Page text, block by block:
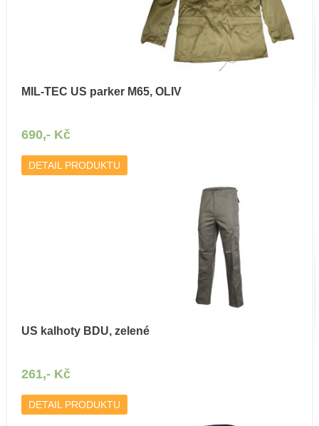
MIL-TEC US parker M65, OLIV
690,- Kč
DETAIL PRODUKTU
US kalhoty BDU, zelené
261,- Kč
DETAIL PRODUKTU